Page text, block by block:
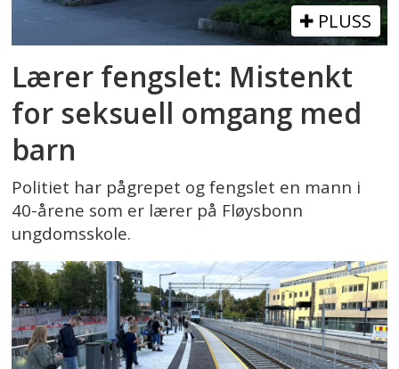
PLUSS
Lærer fengslet: Mistenkt
for seksuell omgang med
barn
Politiet har pågrepet og fengslet en mann i
40-årene som er lærer på Fløysbonn
ungdomsskole.